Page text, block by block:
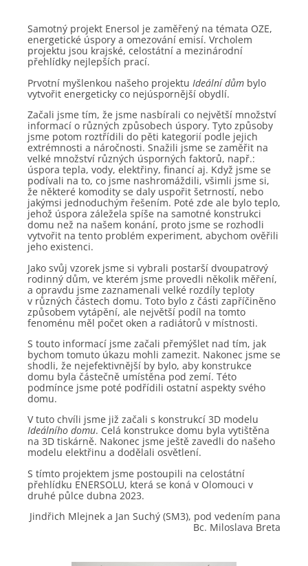
Samotný projekt Enersol je zaměřený na témata OZE,
energetické úspory a omezování emisí. Vrcholem
projektu jsou krajské, celostátní a mezinárodní
přehlídky nejlepších prací.
Prvotní myšlenkou našeho projektu Ideální dům bylo
vytvořit energeticky co nejúspornější obydlí.
Začali jsme tím, že jsme nasbírali co největší množství
informací o různých způsobech úspory. Tyto způsoby
jsme potom roztřídili do pěti kategorií podle jejich
extrémnosti a náročnosti. Snažili jsme se zaměřit na
velké množství různých úsporných faktorů, např.:
úspora tepla, vody, elektřiny, financí aj. Když jsme se
podívali na to, co jsme nashromáždili, všimli jsme si,
že některé komodity se daly uspořit šetrností, nebo
jakýmsi jednoduchým řešením. Poté zde ale bylo teplo,
jehož úspora záležela spíše na samotné konstrukci
domu než na našem konání, proto jsme se rozhodli
vytvořit na tento problém experiment, abychom ověřili
jeho existenci.
Jako svůj vzorek jsme si vybrali postarší dvoupatrový
rodinný dům, ve kterém jsme provedli několik měření,
a opravdu jsme zaznamenali velké rozdíly teploty
v různých částech domu. Toto bylo z části zapříčiněno
způsobem vytápění, ale největší podíl na tomto
fenoménu měl počet oken a radiátorů v místnosti.
S touto informací jsme začali přemýšlet nad tím, jak
bychom tomuto úkazu mohli zamezit. Nakonec jsme se
shodli, že nejefektivnější by bylo, aby konstrukce
domu byla částečně umístěna pod zemí. Této
podmínce jsme poté podřídili ostatní aspekty svého
domu.
V tuto chvíli jsme již začali s konstrukcí 3D modelu
Ideálního domu. Celá konstrukce domu byla vytištěna
na 3D tiskárně. Nakonec jsme ještě zavedli do našeho
modelu elektřinu a dodělali osvětlení.
S tímto projektem jsme postoupili na celostátní
přehlídku ENERSOLU, která se koná v Olomouci v
druhé půlce dubna 2023.
Jindřich Mlejnek a Jan Suchý (SM3), pod vedením pana
Bc. Miloslava Breta